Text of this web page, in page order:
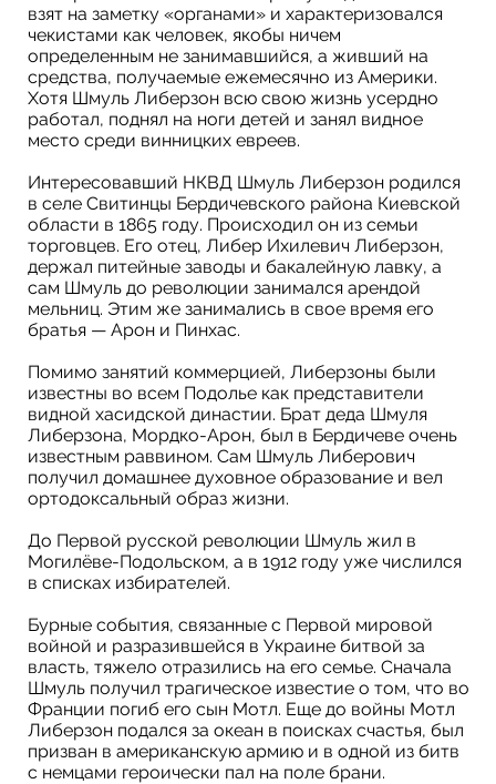
взят на заметку «органами» и характеризовался
чекистами как человек, якобы ничем
определенным не занимавшийся, а живший на
средства, получаемые ежемесячно из Америки.
Хотя Шмуль Либерзон всю свою жизнь усердно
работал, поднял на ноги детей и занял видное
место среди винницких евреев.
Интересовавший НКВД Шмуль Либерзон родился
в селе Свитинцы Бердичевского района Киевской
области в 1865 году. Происходил он из семьи
торговцев. Его отец, Либер Ихилевич Либерзон,
держал питейные заводы и бакалейную лавку, а
сам Шмуль до революции занимался арендой
мельниц. Этим же занимались в свое время его
братья — Арон и Пинхас.
Помимо занятий коммерцией, Либерзоны были
известны во всем Подолье как представители
видной хасидской династии. Брат деда Шмуля
Либерзона, Мордко-Арон, был в Бердичеве очень
известным раввином. Сам Шмуль Либерович
получил домашнее духовное образование и вел
ортодоксальный образ жизни.
До Первой русской революции Шмуль жил в
Могилёве-Подольском, а в 1912 году уже числился
в списках избирателей.
Бурные события, связанные с Первой мировой
войной и разразившейся в Украине битвой за
власть, тяжело отразились на его семье. Сначала
Шмуль получил трагическое известие о том, что во
Франции погиб его сын Мотл. Еще до войны Мотл
Либерзон подался за океан в поисках счастья, был
призван в американскую армию и в одной из битв
с немцами героически пал на поле брани.